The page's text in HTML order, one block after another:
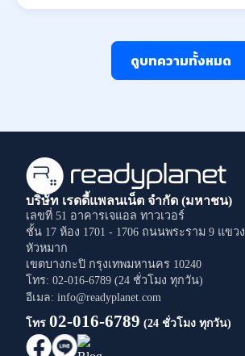
ดูบทความทั้งหมด
บริษัท เรดดี้แพลนเน็ต จำกัด (มหาชน)
เลขที่ 51 อาคารเจแอล ทาวเวอร์
ชั้น 17 ห้อง 1701 - 1706 ถนนพระราม 9 แขวง
หัวหมาก
เขตบางกะปิ กรุงเทพมหานคร 10240
โทร: 02-016-6789 (24 ชั่วโมง ทุกวัน)
อีเมล: info@readyplanet.com
โทร 02-016-6789 (24 ชั่วโมง ทุกวัน)